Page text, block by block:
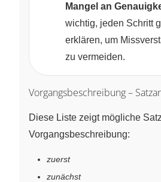
Mangel an
wichtig, jeden Schritt
erklären, um
zu vermeiden.
Vorgangsbeschreibung –
Diese Liste zeigt mögliche
Vorgangsbeschreibung:
zuerst
zunächst